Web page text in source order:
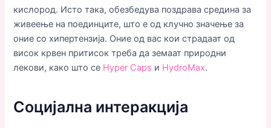
кислород. Исто така, обезбедува поздрава средина за
живеење на поединците, што е од клучно значење за
оние со хипертензија. Оние од вас кои страдаат од
висок крвен притисок треба да земаат природни
лекови, како што се Hyper Caps и HydroMax.
Социјална интеракција